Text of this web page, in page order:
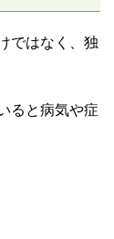
ではなく、独
ると病気や症